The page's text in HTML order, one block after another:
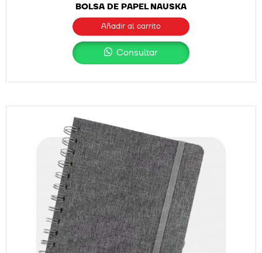
BOLSA DE PAPEL NAUSKA
Añadir al carrito
Consultar